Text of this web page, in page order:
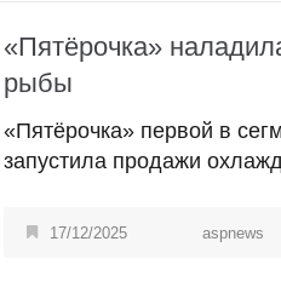
«Пятёрочка»
рыбы
«Пятёрочка» первой в
запустила продажи
17/12/2025 aspnews